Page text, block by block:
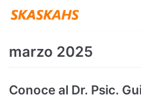
Saltar
marzo 2025
Conoce al Dr. Psic.